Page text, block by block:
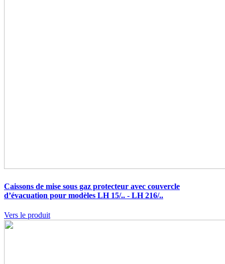
Caissons de mise sous gaz protecteur avec couvercle
d’évacuation pour modèles LH 15/.. - LH 216/..
Vers le produit